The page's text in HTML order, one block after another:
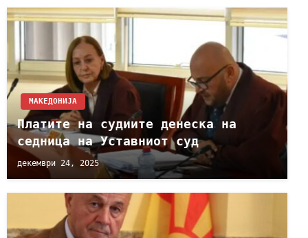
МАКЕДОНИЈА
Платите на судиите денеска на
седница на Уставниот суд
декември 24, 2025